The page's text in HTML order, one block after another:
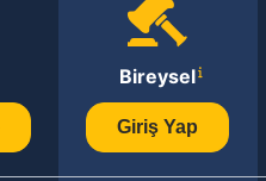
Bireysel
Giriş Yap